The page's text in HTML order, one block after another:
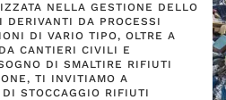
NELLA GESTIONE DELLO
DERIVANTI DA PROCESSI
DI VARIO TIPO, OLTRE A
CANTIERI CIVILI E
DI SMALTIRE RIFIUTI
TI INVITIAMO A
STOCCAGGIO RIFIUTI